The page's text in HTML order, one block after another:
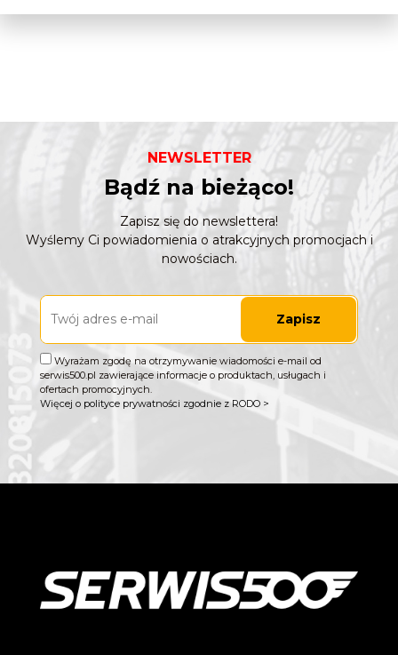
NEWSLETTER
Bądź na bieżąco!
Zapisz się do newslettera!
Wyślemy Ci powiadomienia o atrakcyjnych promocjach i
nowościach.
Zapisz
Wyrażam zgodę na otrzymywanie wiadomości e-mail od
serwis500.pl zawierające informacje o produktach, usługach i
ofertach promocyjnych.
Więcej o polityce prywatności zgodnie z RODO >